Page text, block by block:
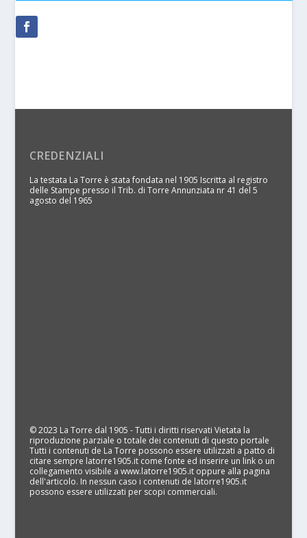
CREDENZIALI
La testata La Torre è stata fondata nel 1905 Iscritta al registro
delle Stampe presso il Trib. di Torre Annunziata nr 41 del 5
agosto del 1965
© 2023 La Torre dal 1905 - Tutti i diritti riservati Vietata la
riproduzione parziale o totale dei contenuti di questo portale
Tutti i contenuti de La Torre possono essere utilizzati a patto di
citare sempre latorre1905.it come fonte ed inserire un link o un
collegamento visibile a www.latorre1905.it oppure alla pagina
dell'articolo. In nessun caso i contenuti de latorre1905.it
possono essere utilizzati per scopi commerciali.